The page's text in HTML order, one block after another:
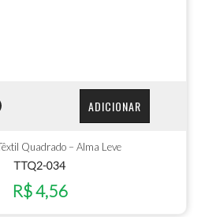
ADICIONAR
Quadrado – Alma Leve
TTQ2-034
R$ 4,56